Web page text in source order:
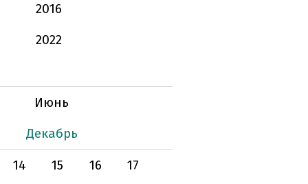
2016
2022
Июнь
Декабрь
14
15 16 17